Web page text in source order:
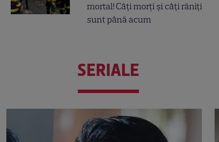
mortal! Câți morți și câți răniți
sunt până acum
SERIALE